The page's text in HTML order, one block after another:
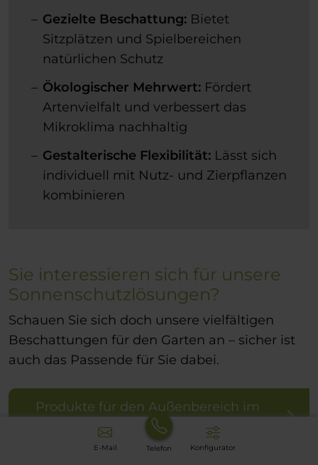
Gezielte Beschattung: Bietet
Sitzplätzen und Spielbereichen
natürlichen Schutz
Ökologischer Mehrwert: Fördert
Artenvielfalt und verbessert das
Mikroklima nachhaltig
Gestalterische Flexibilität: Lässt sich
individuell mit Nutz- und Zierpflanzen
kombinieren
Sie interessieren sich für unsere
Sonnenschutzlösungen?
Schauen Sie sich doch unsere vielfältigen
Beschattungen für den Garten an – sicher ist
auch das Passende für Sie dabei.
Produkte für den Außenbereich im
Überblick
E-Mail Telefon Konfigurator